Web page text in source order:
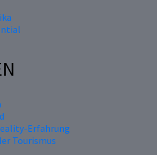
Erfahrung
Tourismus